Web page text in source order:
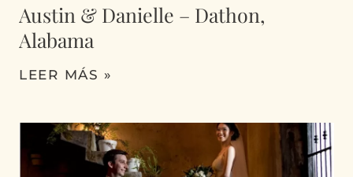
Austin & Danielle – Dathon,
Alabama
LEER MÁS »